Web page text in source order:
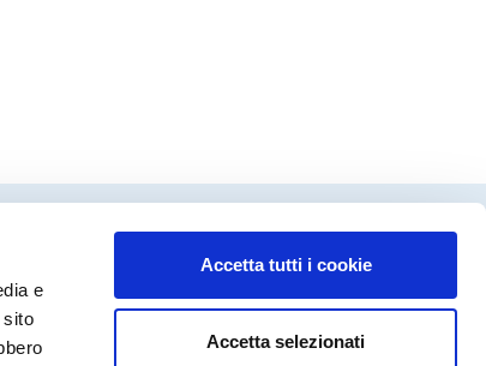
e
sito
Accetta tutti i cookie
Accetta selezionati
editoriale